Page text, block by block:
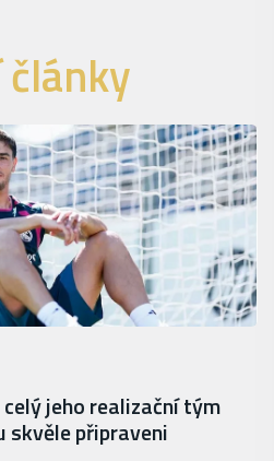
jeho realizační tým
připraveni